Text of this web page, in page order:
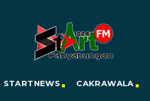
STARTNEWS CAKRAWALA